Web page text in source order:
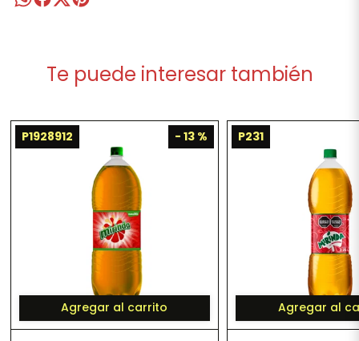
Te puede interesar también
P1928912 - 13 %
Agregar al carrito
P231
Agregar al